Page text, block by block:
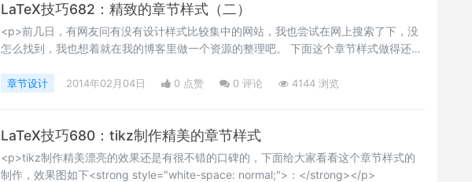
LaTeX技巧682：精致的章节样式（二）
<p>前几日，有网友问有没有设计样式比较集中的网站，我也尝试在网上搜索了下，没
怎么找到，我也想着就在我的博客里做一个资源的整理吧。 下面这个章节样式做得还是
章节设计 2014年02月04日 0 点赞 0 评论 4144 浏览
LaTeX技巧680：tikz制作精美的章节样式
<p>tikz制作精美漂亮的效果还是有很不错的口碑的，下面给大家看看这个章节样式的
制作，效果图如下<strong style="white-space: normal;">：</strong></p>